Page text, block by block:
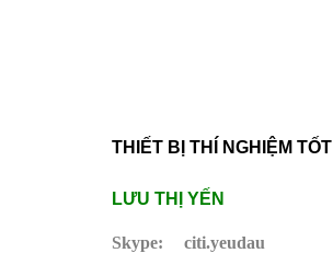
THIẾT BỊ THÍ NGHIỆM TỐT
LƯU THỊ YẾN
Skype: citi.yeudau